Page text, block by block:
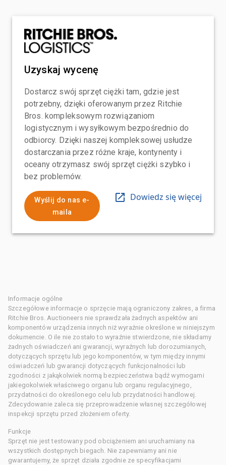
Uzyskaj wycenę
Dostarcz swój sprzęt ciężki tam, gdzie jest
potrzebny, dzięki oferowanym przez Ritchie
Bros. kompleksowym rozwiązaniom
logistycznym i wysyłkowym bezpośrednio do
odbiorcy. Dzięki naszej kompleksowej usłudze
dostarczania przez różne kraje, kontynenty i
oceany otrzymasz swój sprzęt ciężki szybko i
bez problemów.
Wyślij do nas e-
maila
Dowiedz się więcej
Informacje ogólne
Szczegółowe informacje o sprzęcie mają ograniczony zakres, a firma
Ritchie Bros. Auctioneers nie sprawdzała żadnych aspektów ani
komponentów urządzenia innych niż wyraźnie określone w niniejszym
dokumencie. O ile nie zostało to wyraźnie stwierdzone, nie składamy
żadnych oświadczeń ani gwarancji, wyraźnych lub dorozumianych,
dotyczących sprzętu lub jego komponentów, w tym między innymi
oświadczeń lub gwarancji dotyczących funkcjonalności lub
zgodności z jakąkolwiek normą bezpieczeństwa bądź wymogami
jakiegokolwiek właściwego organu lub organu regulacyjnego,
przydatności do określonego celu lub przydatności handlowej.
Zdecydowanie zaleca się przeprowadzenie własnej szczegółowej
inspekcji sprzętu przed złożeniem oferty.
Funkcje
Sprzęt nie jest testowany pod obciążeniem ani uruchamiany na
wszystkich dostępnych biegach. Nie zapewniamy ani nie
gwarantujemy, że sprzęt działa zgodnie ze specyfikacjami